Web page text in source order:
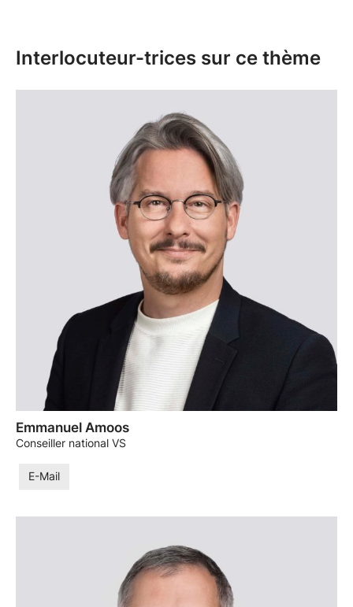
Interlocuteur-trices sur ce thème
Emmanuel Amoos
Conseiller national VS
E-Mail